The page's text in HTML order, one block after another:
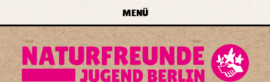
zum Inhalt springen
MENÜ